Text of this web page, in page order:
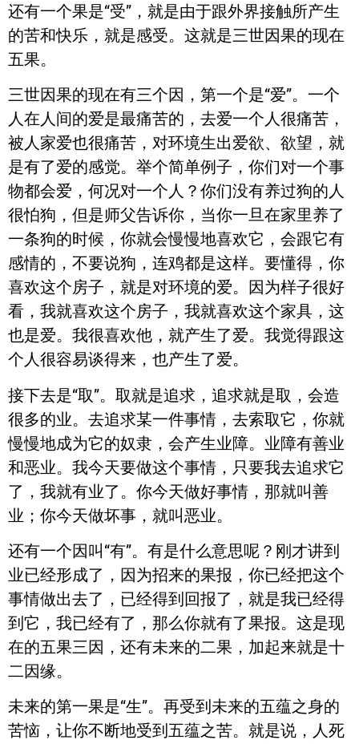
还有一个果是“受”，就是由于跟外界接触所产生
的苦和快乐，就是感受。这就是三世因果的现在
五果。
三世因果的现在有三个因，第一个是“爱”。一个
人在人间的爱是最痛苦的，去爱一个人很痛苦，
被人家爱也很痛苦，对环境生出爱欲、欲望，就
是有了爱的感觉。举个简单例子，你们对一个事
物都会爱，何况对一个人？你们没有养过狗的人
很怕狗，但是师父告诉你，当你一旦在家里养了
一条狗的时候，你就会慢慢地喜欢它，会跟它有
感情的，不要说狗，连鸡都是这样。要懂得，你
喜欢这个房子，就是对环境的爱。因为样子很好
看，我就喜欢这个房子，我就喜欢这个家具，这
也是爱。我很喜欢他，就产生了爱。我觉得跟这
个人很容易谈得来，也产生了爱。
接下去是“取”。取就是追求，追求就是取，会造
很多的业。去追求某一件事情，去索取它，你就
慢慢地成为它的奴隶，会产生业障。业障有善业
和恶业。我今天要做这个事情，只要我去追求它
了，我就有业了。你今天做好事情，那就叫善
业；你今天做坏事，就叫恶业。
还有一个因叫“有”。有是什么意思呢？刚才讲到
业已经形成了，因为招来的果报，你已经把这个
事情做出去了，已经得到回报了，就是我已经得
到它，我已经有了，那么你就有了果报。这是现
在的五果三因，还有未来的二果，加起来就是十
二因缘。
未来的第一果是“生”。再受到未来的五蕴之身的
苦恼，让你不断地受到五蕴之苦。就是说，人死